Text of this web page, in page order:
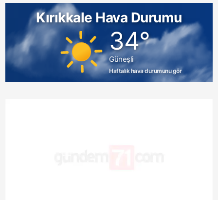
Kırıkkale Hava Durumu
34°
Güneşli
Haftalık hava durumunu gör